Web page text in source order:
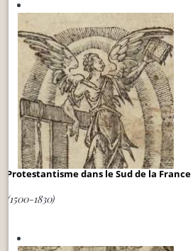
Protestantisme dans le Sud de la France
(1500-1830)